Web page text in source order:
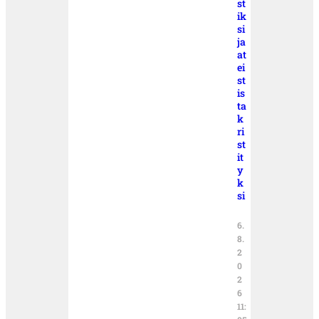
st
ik
si
ja
at
ei
st
is
ta
k
ri
st
it
y
k
si
6.
8.
2
0
2
6
11: